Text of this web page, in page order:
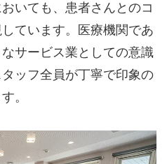
いても、患者さんとのコ
ています。医療機関であ
サービス業としての意識
ッフ全員が丁寧で印象の
。